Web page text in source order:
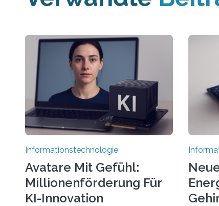
Informationstechnologie
Avatare Mit Gefühl:
Millionenförderung Für
KI-Innovation